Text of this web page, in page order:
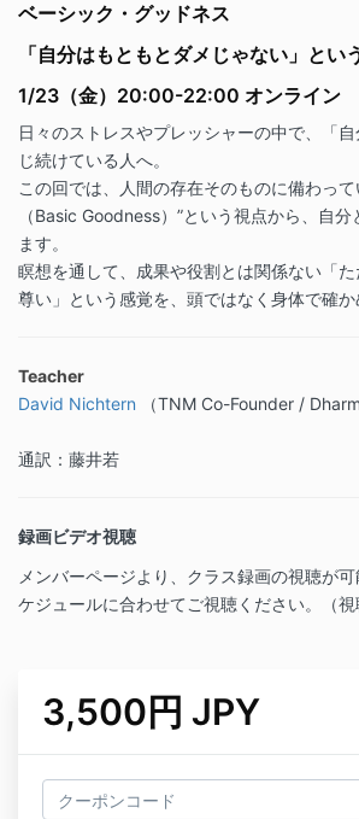
ベーシック・グッドネス
「自分はもともとダメじゃない」とい
1/23（金）20:00-22:00 オンライン
日々のストレスやプレッシャーの中で、「
じ続けている人へ。
この回では、人間の存在そのものに備わって
（Basic Goodness） ”という視点から、自分
ます。
瞑想を通して、成果や役割とは関係ない「
尊い」という感覚を、頭ではなく身体で確か
Teacher
David Nichtern （TNM Co-Founder /
通訳：藤井若
録画ビデオ視聴
メンバーページより、クラス録画の視聴が
ケジュールに合わせてご視聴ください。（視
3,500円 JPY